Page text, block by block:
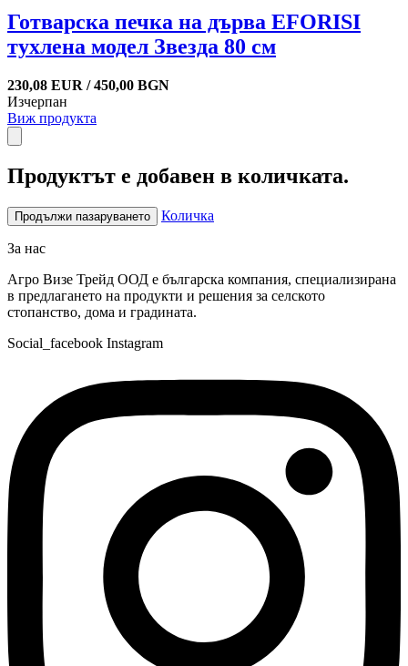
Готварска печка на дърва EFORISI
тухлена модел Звезда 80 см
230,08 EUR / 450,00 BGN
Изчерпан
Виж продукта
Продуктът е добавен в количката.
Продължи пазаруването Количка
За нас
Агро Визе Трейд ООД е българска компания, специализирана
в предлагането на продукти и решения за селското
стопанство, дома и градината.
Social_facebook Instagram